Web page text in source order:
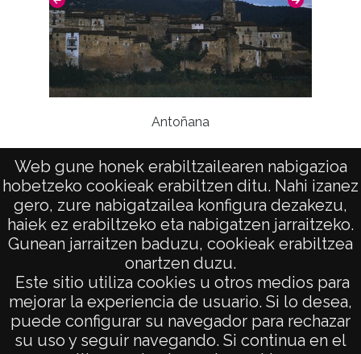
Web gune honek erabiltzailearen nabigazioa
hobetzeko cookieak erabiltzen ditu. Nahi izanez
gero, zure nabigatzailea konfigura dezakezu,
haiek ez erabiltzeko eta nabigatzen jarraitzeko.
Gunean jarraitzen baduzu, cookieak erabiltzea
onartzen duzu.
Este sitio utiliza cookies u otros medios para
mejorar la experiencia de usuario. Si lo desea,
puede configurar su navegador para rechazar
su uso y seguir navegando. Si continua en el
Antoñana
AVISO LEGAL
POLÍTICA DE PRIVACIDAD
ACCESIBILIDAD
ATENCIÓN CIUDADANA